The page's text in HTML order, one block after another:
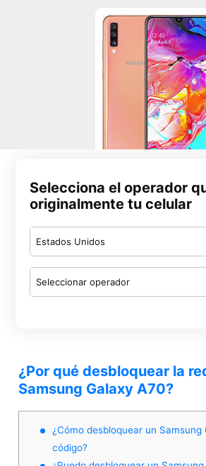
Selecciona el operador
originalmente tu celular
Estados Unidos
Seleccionar operador
¿Por qué desbloquear la
Samsung Galaxy A70?
¿Cómo desbloquear un Samsung
código?